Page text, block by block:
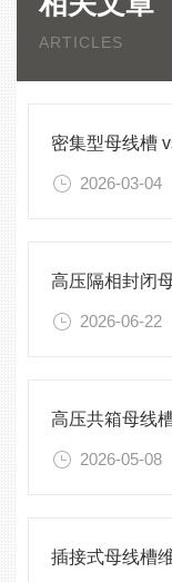
ARTICLES
密集型母线槽
2026-03-04
2026-06-22
2026-05-08